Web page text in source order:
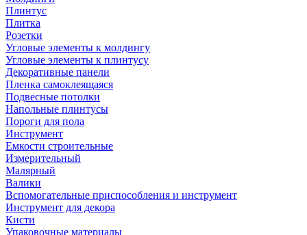
Плинтус
Плитка
Розетки
Угловые элементы к молдингу
Угловые элементы к плинтусу
Декоративные панели
Пленка самоклеящаяся
Подвесные потолки
Напольные плинтусы
Пороги для пола
Инструмент
Емкости строительные
Измерительный
Малярный
Валики
Вспомогательные приспособления и инструмент
Инструмент для декора
Кисти
Упаковочные материалы